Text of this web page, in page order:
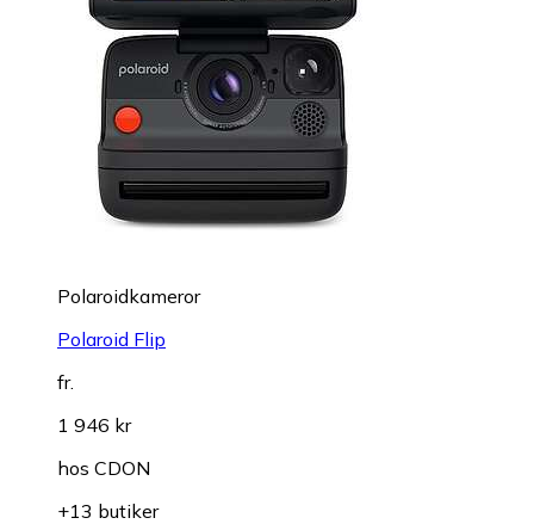
Polaroidkameror
Polaroid Flip
fr.
1 946 kr
hos CDON
+13 butiker